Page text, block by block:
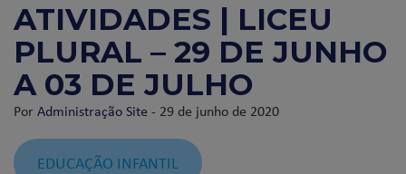
ATIVIDADES | LICEU
PLURAL – 29 DE JUNHO
A 03 DE JULHO
PorAdministração Site - 29 de junho de 2020
EDUCAÇÃO INFANTIL